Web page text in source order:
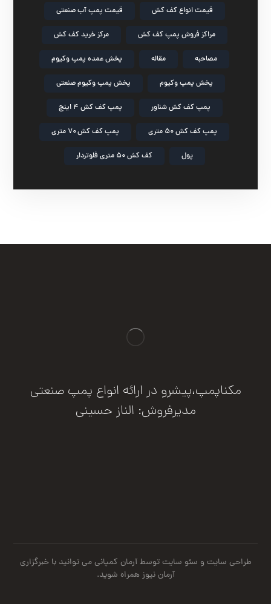
قیمت انواع کف کش قیمت پمپ آب صنعتی
مراکز فروش پمپ کف کش مرکز خرید کف کش
مصاحبه مقاله پخش عمده پمپ وکیوم
پخش پمپ وکیوم پخش پمپ وکیوم صنعتی
پمپ کف کش شناور پمپ کف کش ۴ اینچ
پمپ کف کش ۵۰ متری پمپ کف کش ۷۰ متری
پول کف کش ۵۰ متری فلوتردار
مکناپمپ،پیشرو در ارائه انواع پمپ صنعتی
مدیرفروش: الناز حسینی
طراحی سایت و سئو سایتتوسط آرمان کمپانی می توانید باخبرگزاری
آرمان نیوز همراه شوید.